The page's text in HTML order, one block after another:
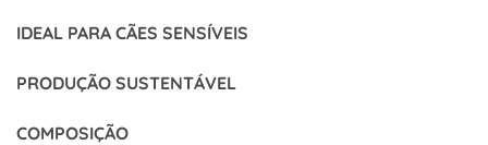
IDEAL PARA CÃES SENSÍVEIS
PRODUÇÃO SUSTENTÁVEL
COMPOSIÇÃO